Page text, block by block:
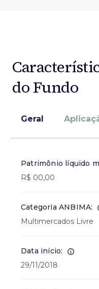
do Fundo
Geral
Patrimônio líquido
R$ 00,00
Categoria ANBIMA:
Multimercados Livre
Data início:
29/11/2018